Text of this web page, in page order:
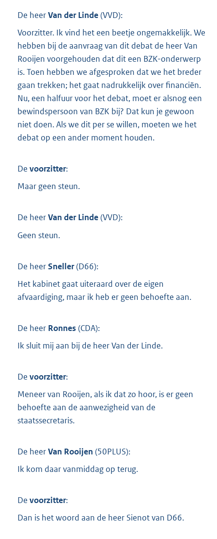
De heerVan der Linde(VVD):
Voorzitter. Ik vind het een beetje ongemakkelijk. We
hebben bij de aanvraag van dit debat de heer Van
Rooijen voorgehouden dat dit een BZK-onderwerp
is. Toen hebben we afgesproken dat we het breder
gaan trekken; het gaat nadrukkelijk over financiën.
Nu, een halfuur voor het debat, moet er alsnog een
bewindspersoon van BZK bij? Dat kun je gewoon
niet doen. Als we dit per se willen, moeten we het
debat op een ander moment houden.
De voorzitter:
Maar geen steun.
De heerVan der Linde(VVD):
Geen steun.
De heerSneller(D66):
Het kabinet gaat uiteraard over de eigen
afvaardiging, maar ik heb er geen behoefte aan.
De heer Ronnes (CDA):
Ik sluit mij aan bij de heer Van der Linde.
De voorzitter:
Meneer van Rooijen, als ik dat zo hoor, is er geen
behoefte aan de aanwezigheid van de
staatssecretaris.
De heerVan Rooijen (50PLUS):
Ik kom daar vanmiddag op terug.
De voorzitter:
Dan is het woord aan de heer Sienot van D66.